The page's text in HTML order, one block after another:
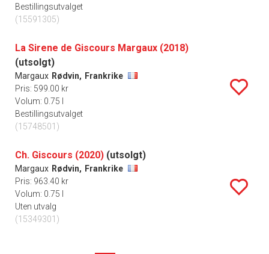
Bestillingsutvalget
(15591305)
La Sirene de Giscours Margaux (2018)
(utsolgt)
Margaux Rødvin, Frankrike
Pris: 599.00 kr
Volum: 0.75 l
Bestillingsutvalget
(15748501)
Ch. Giscours (2020) (utsolgt)
Margaux Rødvin, Frankrike
Pris: 963.40 kr
Volum: 0.75 l
Uten utvalg
(15349301)